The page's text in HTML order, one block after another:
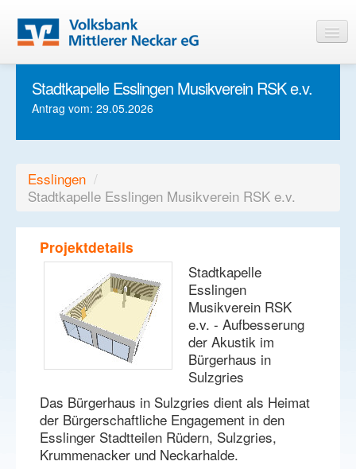
Startseite
Informationen
Stadtkapelle Esslingen Musikverein RSK e.v.
Antrag vom: 29.05.2026
Esslingen /
Stadtkapelle Esslingen Musikverein RSK e.v.
Projektdetails
Stadtkapelle
Esslingen
Musikverein RSK
e.v. - Aufbesserung
der Akustik im
Bürgerhaus in
Sulzgries
Das Bürgerhaus in Sulzgries dient als Heimat
der Bürgerschaftliche Engagement in den
Esslinger Stadtteilen Rüdern, Sulzgries,
Krummenacker und Neckarhalde.